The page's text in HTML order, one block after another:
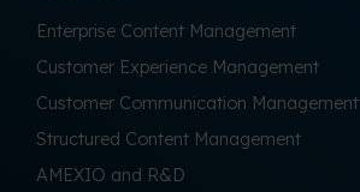
Enterprise Content Management
Customer Experience Management
Customer Communication Management
Structured Content Management
AMEXIO and R&D